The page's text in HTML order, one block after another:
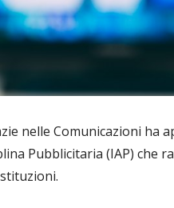
nelle Comunicazioni ha
Pubblicitaria (IAP) che